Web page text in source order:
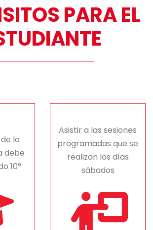
PARA EL
la
debe
10°
Asistir a las sesiones
programadas que se
realizan los días
sábados